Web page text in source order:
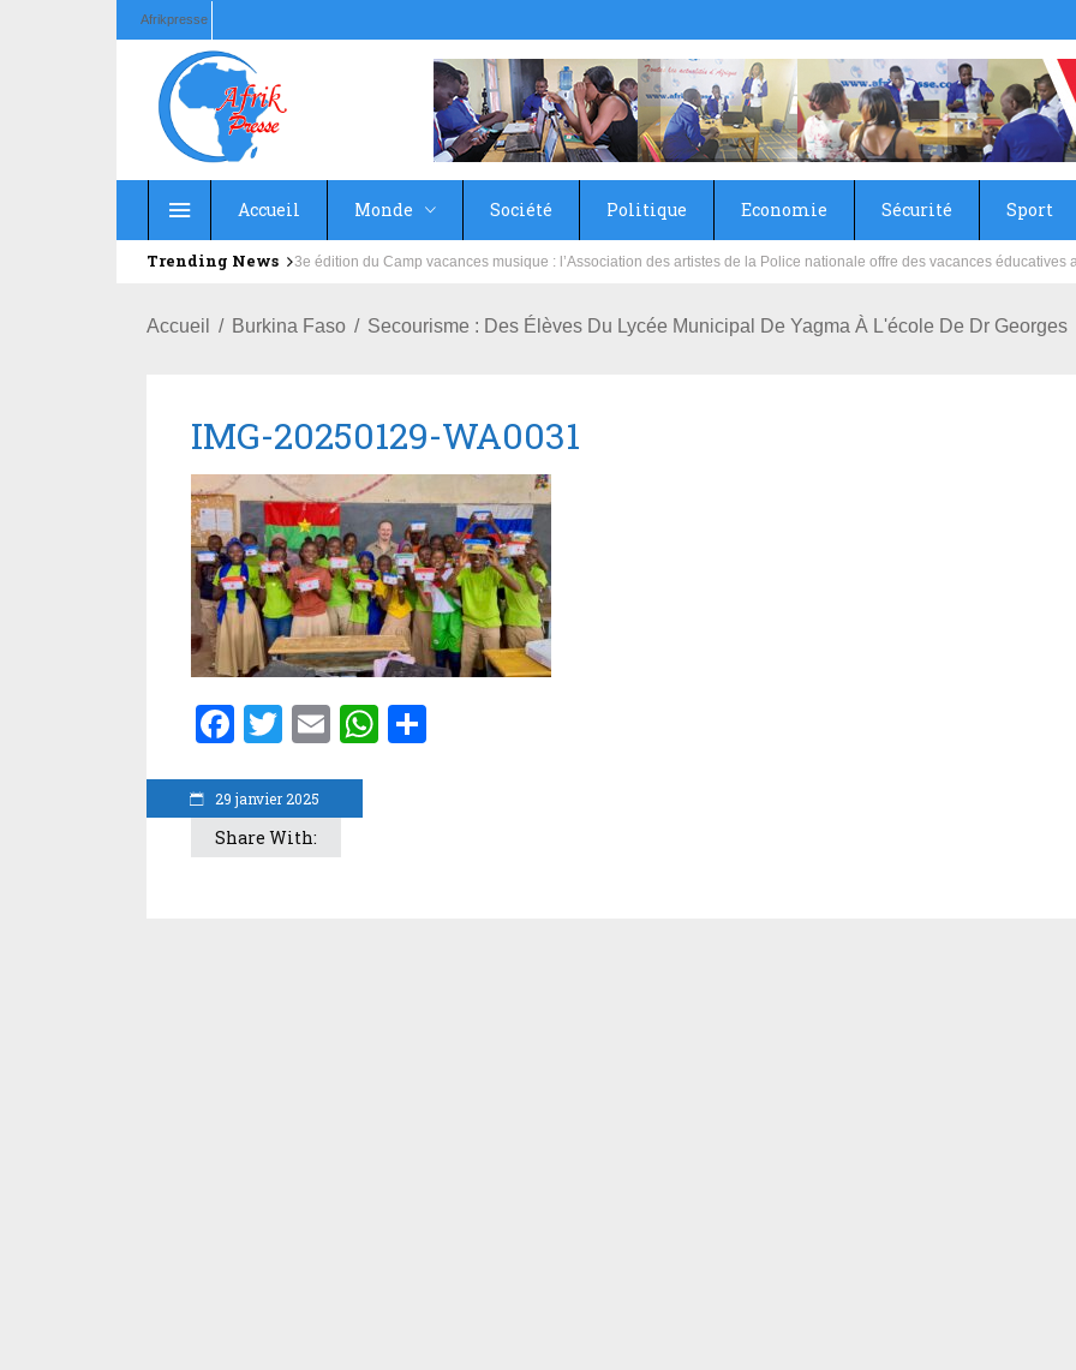
Afrikpresse
Accueil Monde Société Politique Economie Sécurité Sport
Trending News 3e édition du Camp vacances musique : l’Association des artistes de la Police nationale offre des vacances éducatives
Education : la fédération de la Russie rénove les écoles primaire et collège du Camp Général Aboubacar Sangoulé
Accueil Burkina Faso Secourisme : Des Élèves Du Lycée Municipal De Yagma À L'école De Dr Georges
29 janvier 2025
IMG-20250129-WA0031
Facebook
Twitter
EmailWhatsApp
Share With: